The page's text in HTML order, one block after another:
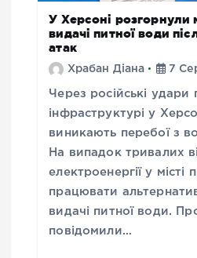
У Херсоні розгорнули
видачі питної води
атак
Храбан Діана 7
Через російські удари
інфраструктурі у
виникають перебої з
На випадок тривалих
електроенергії у
працювати
видачі питної води.
повідомили…